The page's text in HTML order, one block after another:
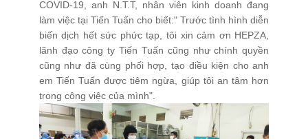
COVID-19, anh N.T.T, nhân viên kinh doanh đang
làm việc tại Tiến Tuấn cho biết:" Trước tình hình diễn
biến dịch hết sức phức tạp, tôi xin cảm ơn HEPZA,
lãnh đạo công ty Tiến Tuấn cũng như chính quyền
cũng như đã cùng phối hợp, tạo điều kiện cho anh
em Tiến Tuấn được tiêm ngừa, giúp tôi an tâm hơn
trong công việc của mình".
LIÊN HỆ
TIN TỨC
QUY TẮC ỨNG XỬ
MUA HÀNG
TUYỂN DỤNG